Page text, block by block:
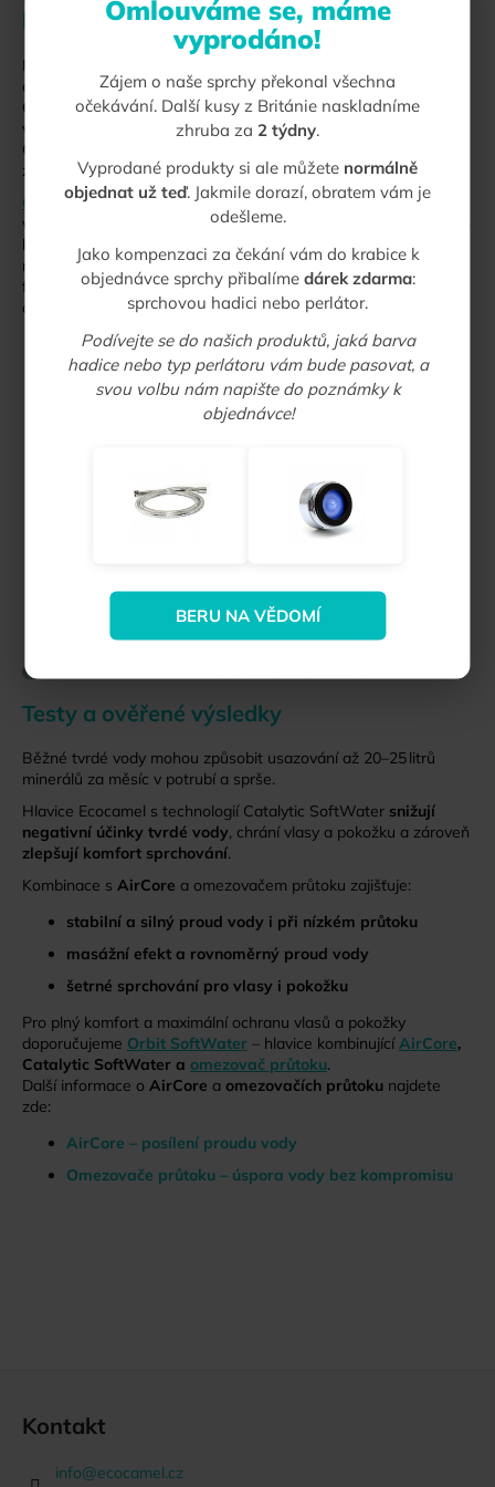
komfort
Pro ty, kteří chtějí kombinovat silný proud, úsporu vody a
ochranu vlasů i pokožky, je ideální volbousprchová hlavice
Orbit SoftWater. Tato vlajková loď značky Ecocamel obsahuje
všechny tři klíčové technologie – AirCore,
Catalytic SoftWater
zážitek.
Orbit SoftWaterje navržena tak, aby i v oblastech s tvrdou
vodou chránila pokožku a vlasy před negativními účinky vodního
kamene, zároveň umožňovala komfortní sprchování s
rovnoměrným a masážním proudem vody. Díky zabudovaným
funkcím šetří vodu a energii, takže je praktická jak pro všechny
domácnosti i rekreační objekty.
Testy a ověřené výsledky
Běžné tvrdé vody mohou způsobit usazování až 20–25 litrů
minerálů za měsíc v potrubí a sprše.
Hlavice Ecocamel s technologií Catalytic SoftWater snižují
negativní účinky tvrdé vody, chrání vlasy a pokožku a zároveň
zlepšují komfort sprchování.
Kombinace s AirCore a omezovačem průtoku zajišťuje:
stabilní a silný proud vody i při nízkém průtoku
masážní efekt a rovnoměrný proud vody
šetrné sprchování pro vlasy i pokožku
Pro plný komfort a maximální ochranu vlasů a pokožky
doporučujeme Orbit SoftWater – hlavice kombinujícíAirCore,
Catalytic SoftWater a omezovač průtoku.
Další informace o AirCore a omezovačích průtoku najdete
zde:
AirCore – posílení proudu vody
Omezovače průtoku – úspora vody bez kompromisu
Kontakt
info@ecocamel.cz
Omlouváme se, máme
vyprodáno!
Zájem o naše sprchy překonal všechna
očekávání. Další kusy z Británie naskladníme
zhruba za 2 týdny.
Vyprodané produkty si ale můžete normálně
objednat už teď. Jakmile dorazí, obratem vám je
odešleme.
Jako kompenzaci za čekání vám do krabice k
objednávce sprchy přibalíme dárek zdarma:
sprchovou hadici nebo perlátor.
Podívejte se do našich produktů, jaká barva
hadice nebo typ perlátoru vám bude pasovat, a
svou volbu nám napište do poznámky k
objednávce!
BERU NA VĚDOMÍ